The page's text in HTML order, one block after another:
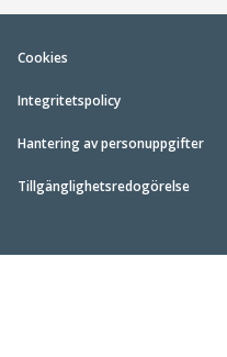
Cookies
Integritetspolicy
Hantering av personuppgifter
Tillgänglighetsredogörelse